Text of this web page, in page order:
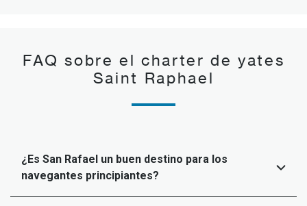
FAQ sobre el charter de yates
Saint Raphael
¿Es San Rafael un buen destino para los
navegantes principiantes?